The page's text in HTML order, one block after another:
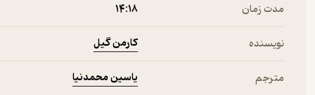
مدت زمان ۱۴:۱۸
نویسنده کارمن گیل
مترجم یاسین محمدنیا